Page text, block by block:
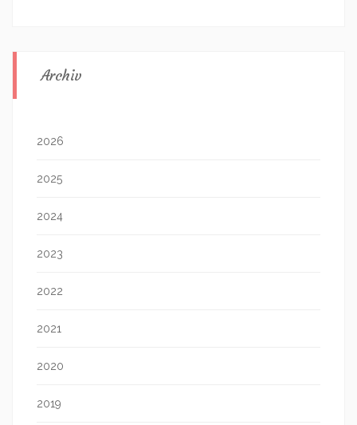
Archiv
2026
2025
2024
2023
2022
2021
2020
2019